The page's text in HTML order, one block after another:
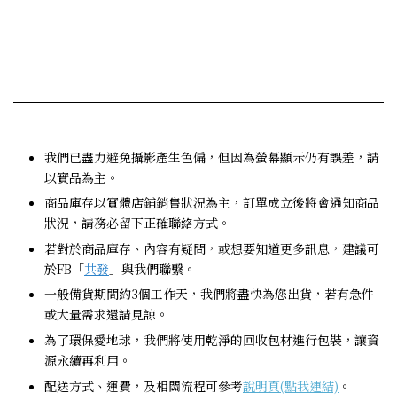
我們已盡力避免攝影產生色偏，但因為螢幕顯示仍有誤差，請
以實品為主。
商品庫存以實體店鋪銷售狀況為主，訂單成立後將會通知商品
狀況，請務必留下正確聯絡方式。
若對於商品庫存、內容有疑問，或想要知道更多訊息，建議可
於FB「共發 」與我們聯繫。
一般備貨期間約3個工作天，我們將盡快為您出貨，若有急件
或大量需求還請見諒。
為了環保愛地球，我們將使用乾淨的回收包材進行包裝，讓資
源永續再利用。
配送方式、運費，及相關流程可參考說明頁(點我連結) 。